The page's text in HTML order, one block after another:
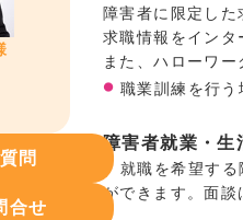
障害者に限定した
求職情報をインタ
また、ハローワ
職業訓練を行う
障害者就業・
就職を希望する
ができます。面談
問
合せ